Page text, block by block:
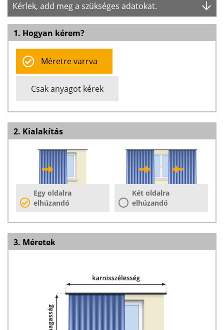
Kérlek, add meg a szükséges adatokat.
1. Hogyan kérem?
Méretre varrva
Csak anyagot kérek
2. Kialakítás
Egy oldalra
elhúzandó
Két oldalra
elhúzandó
3. Méretek